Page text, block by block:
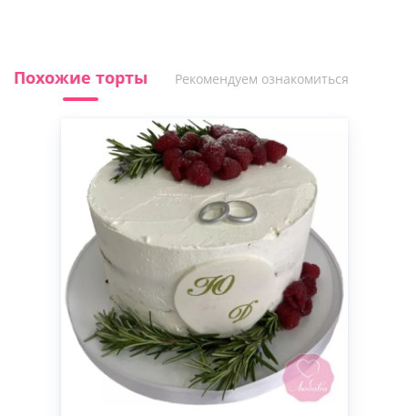
Похожие торты Рекомендуем ознакомиться